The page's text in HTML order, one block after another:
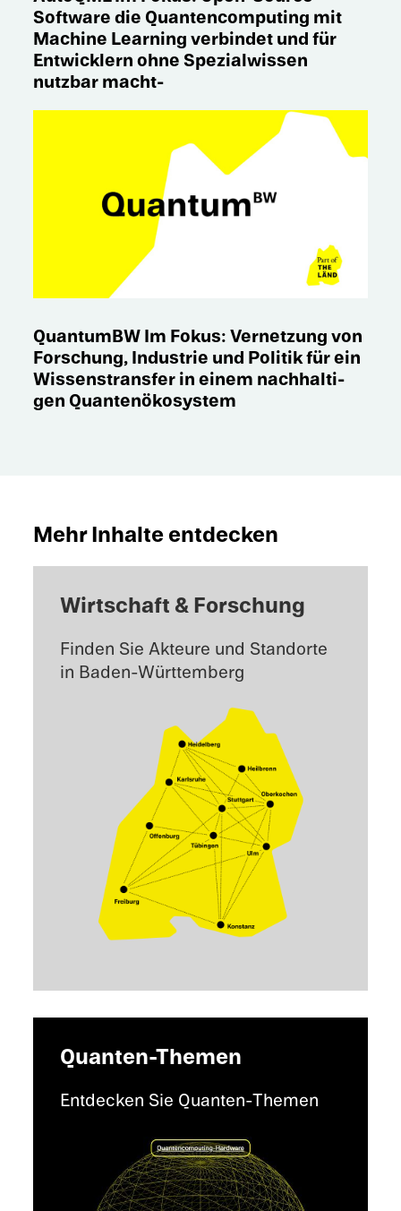
Software die Quanten­computing mit
Machine Learning verbin­det und für
Entwick­lern ohne Spezi­al­wis­sen
nutzbar macht-
QuantumBW Im Fokus: Vernet­zung von
Forschung, Indus­trie und Politik für ein
Wissens­trans­fer in einem nachhal­ti­
gen Quantenökosystem
Mehr Inhalte entdecken
Wirtschaft & Forschung
Finden Sie Akteure und Standorte
in Baden-Württemberg
Quanten-Themen
Entdecken Sie Quanten-Themen